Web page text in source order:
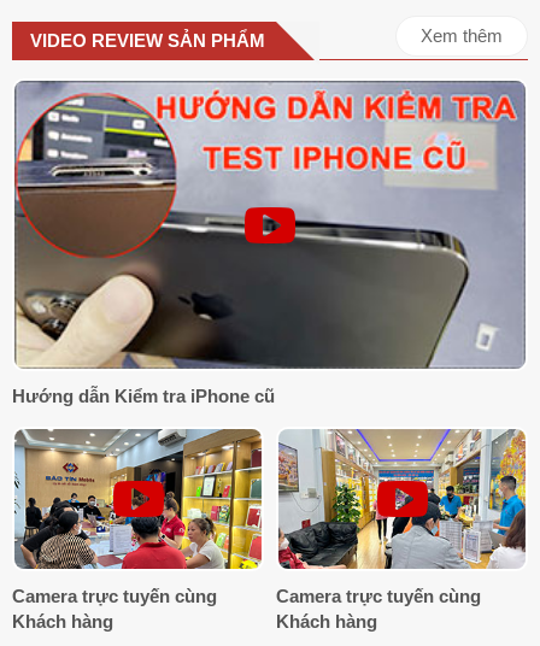
kỳ ổn định.
Camera Fusion 48MP với zoom quang
16x
Cụm camera sau của iPhone 17 Pro Max bao gồm ba ống kính
Fusion 48MP: camera chính, camera siêu rộng và camera
telephoto.
Trong đó, camera chính có
tiêu cự 24/48mm, khẩu độ f/1.78 với
cấu trúc quad-pixel
cho phép thu sáng nhiều hơn, tạo nên
VIDEO REVIEW SẢN PHẨM Xem thêm
Hướng dẫn Kiểm tra iPhone cũ
Camera trực tuyến cùng
Khách hàng
Camera trực tuyến cùng
Khách hàng